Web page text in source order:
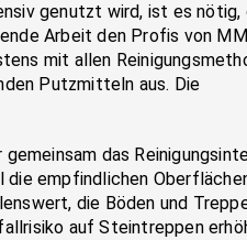
genutzt wird, ist es nötig,
Arbeit den Profis von
mit allen
Putzmitteln aus. Die
das
empfindlichen
die Böden und
auf Steintreppen